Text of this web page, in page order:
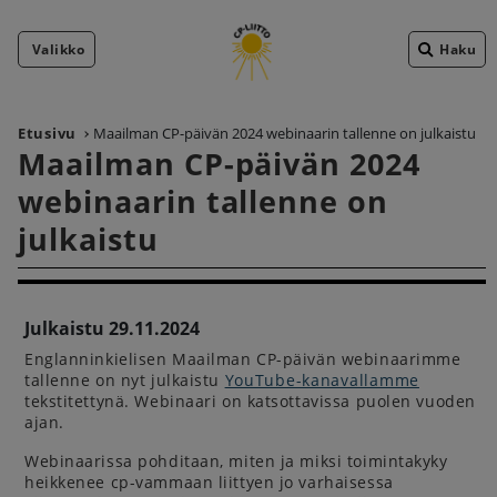
Valikko Haku
Etusivu Maailman CP-päivän 2024 webinaarin tallenne on julkaistu
Maailman CP-päivän 2024
webinaarin tallenne on
julkaistu
Julkaistu 29.11.2024
Englanninkielisen Maailman CP-päivän webinaarimme
tallenne on nyt julkaistu YouTube-kanavallamme
tekstitettynä. Webinaari on katsottavissa puolen vuoden
ajan.
Webinaarissa pohditaan, miten ja miksi toimintakyky
heikkenee cp-vammaan liittyen jo varhaisessa